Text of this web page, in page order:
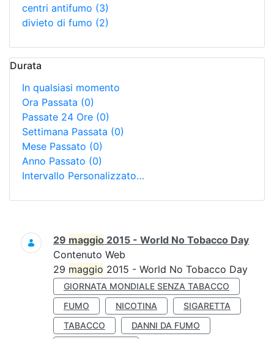
centri antifumo (3)
divieto di fumo (2)
Durata
In qualsiasi momento
Ora Passata (0)
Passate 24 Ore (0)
Settimana Passata (0)
Mese Passato (0)
Anno Passato (0)
Intervallo Personalizzato…
Ricerca
29 maggio 2015 - World No Tobacco Day
Contenuto Web
29 maggio 2015 - World No Tobacco Day
GIORNATA MONDIALE SENZA TABACCO
FUMO
NICOTINA
SIGARETTA
TABACCO
DANNI DA FUMO